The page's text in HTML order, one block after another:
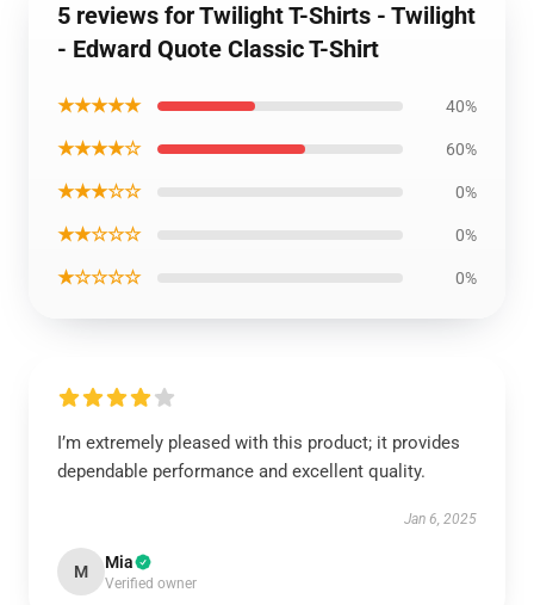
5 reviews for Twilight T-Shirts - Twilight
- Edward Quote Classic T-Shirt
★★★★★ 40%
★★★★☆ 60%
★★★☆☆ 0%
★★☆☆☆ 0%
★☆☆☆☆ 0%
I’m extremely pleased with this product; it provides
dependable performance and excellent quality.
Jan 6, 2025
M Mia
Verified owner